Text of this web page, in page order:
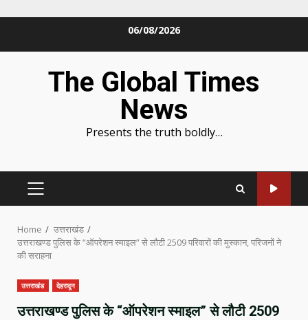
06/08/2026
The Global Times
News
Presents the truth boldly…
PRIMARY
Home
उत्तराखंड
उत्तराखण्ड पुलिस के “ऑपरेशन स्माइल” से लौटी 2509 परिवारों की मुस्कान, परिजनों ने
की सराहना
उत्तराखंड देहरादून
उत्तराखण्ड पुलिस के “ऑपरेशन स्माइल” से लौटी 2509